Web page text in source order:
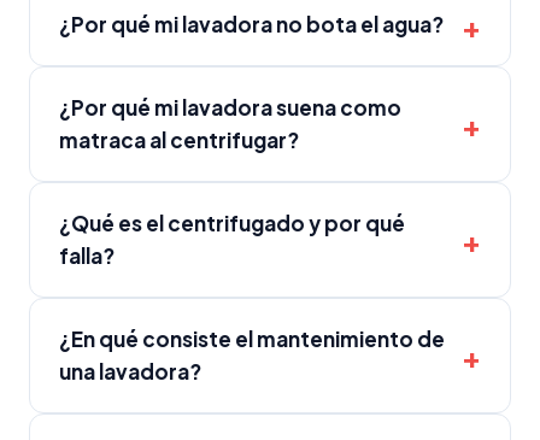
¿Por qué mi lavadora no bota el agua?
¿Por qué mi lavadora suena como
matraca al centrifugar?
¿Qué es el centrifugado y por qué
falla?
¿En qué consiste el mantenimiento de
una lavadora?